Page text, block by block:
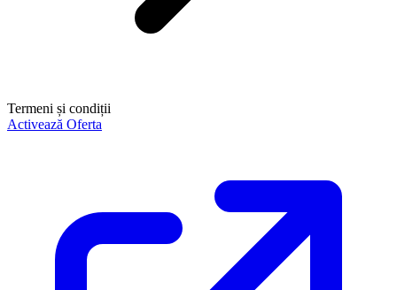
Termeni și condiții
Activează Oferta